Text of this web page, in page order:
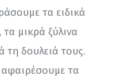
τα ειδικά
τα μικρά ξύλινα
τη δουλειά τους.
τα